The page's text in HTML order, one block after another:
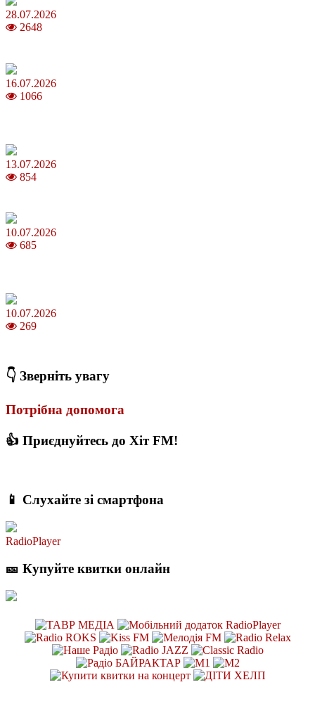
28.07.2026
2648
16.07.2026
1066
13.07.2026
854
10.07.2026
685
10.07.2026
269
👇 Зверніть увагу
Потрібна допомога
👍 Приєднуйтесь до Хіт FM!
📱 Слухайте зі смартфона
RadioPlayer
🎫 Купуйте квитки онлайн